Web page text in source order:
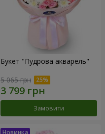
Букет "Пудрова акварель"
5 065 грн
Замовити